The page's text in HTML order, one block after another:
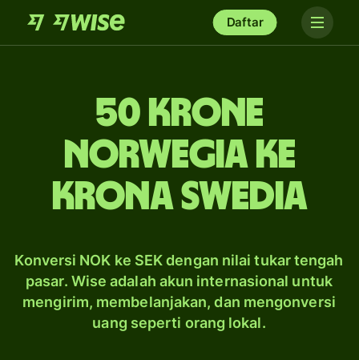
Daftar
50 krone
Norwegia ke
krona Swedia
Konversi NOK ke SEK dengan nilai tukar tengah
pasar. Wise adalah akun internasional untuk
mengirim, membelanjakan, dan mengonversi
uang seperti orang lokal.